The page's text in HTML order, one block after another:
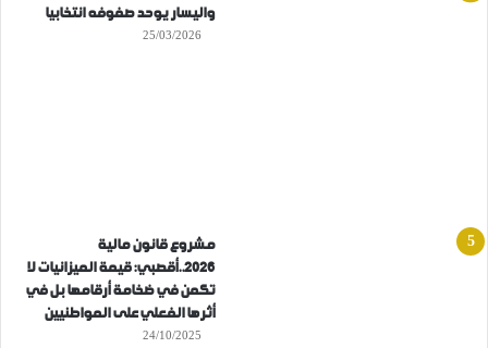
واليسار يوحد صفوفه انتخابيا
25/03/2026
مشروع قانون مالية
2026..أقصبي: قيمة الميزانيات لا
تكمن في ضخامة أرقامها بل في
أثرها الفعلي على المواطنيين
24/10/2025